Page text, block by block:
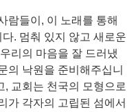
람들이, 이 노래를 통해
. 멈춰 있지 않고 새로운
리의 마음을 잘 드러냈
의 낙원을 준비해주십니
, 교회는 천국의 모형으로
가 각자의 고립된 섬에서